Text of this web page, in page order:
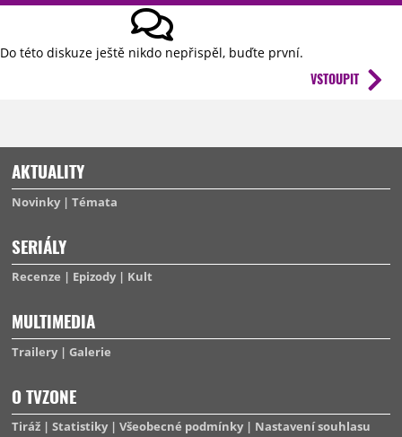
Do této diskuze ještě nikdo nepřispěl, buďte první.
VSTOUPIT
AKTUALITY
Novinky Témata
SERIÁLY
Recenze Epizody Kult
MULTIMEDIA
Trailery Galerie
O TVZONE
Tiráž Statistiky Všeobecné podmínky Nastavení souhlasu